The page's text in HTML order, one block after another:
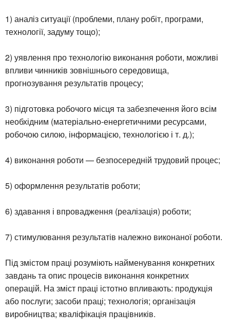
1) аналіз ситуації (проблеми, плану робіт, програми,
технології, задуму тощо);
2) уявлення про технологію виконання роботи, можливі
впливи чинників зовнішнього середовища,
прогнозування результатів процесу;
3) підготовка робочого місця та забезпечення його всім
необхідним (матеріально-енергетичними ресурсами,
робочою силою, інформацією, технологією і т. д.);
4) виконання роботи — безпосередній трудовий процес;
5) оформлення результатів роботи;
6) здавання і впровадження (реалізація) роботи;
7) стимулювання результатів належно виконаної роботи.
Під змістом праці розуміють найменування конкретних
завдань та опис процесів виконання конкретних
операцій. На зміст праці істотно впливають: продукція
або послуги; засоби праці; технологія; організація
виробництва; кваліфікація працівників.